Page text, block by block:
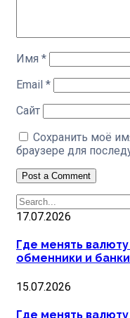
Имя *
Email *
Сайт
Сохранить моё
браузере для
17.07.2026
Где менять
обменники и банки
15.07.2026
Где менять